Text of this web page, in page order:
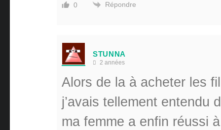
0 Répondre
STUNNA
2 années
Alors de la à acheter les
j’avais tellement entendu
ma femme a enfin réussi